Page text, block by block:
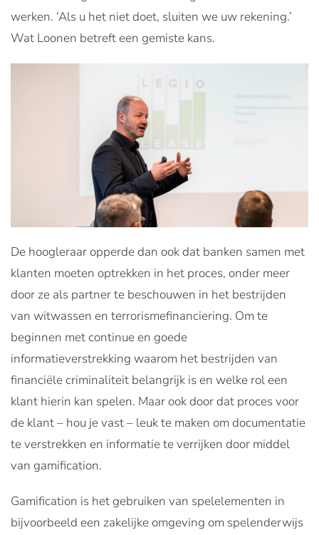
werken. ‘Als u het niet doet, sluiten we uw rekening.’
Wat Loonen betreft een gemiste kans.
De hoogleraar opperde dan ook dat banken samen met
klanten moeten optrekken in het proces, onder meer
door ze als partner te beschouwen in het bestrijden
van witwassen en terrorismefinanciering. Om te
beginnen met continue en goede
informatieverstrekking waarom het bestrijden van
financiële criminaliteit belangrijk is en welke rol een
klant hierin kan spelen. Maar ook door dat proces voor
de klant – hou je vast – leuk te maken om documentatie
te verstrekken en informatie te verrijken door middel
van gamification.
Gamification is het gebruiken van spelelementen in
bijvoorbeeld een zakelijke omgeving om spelenderwijs